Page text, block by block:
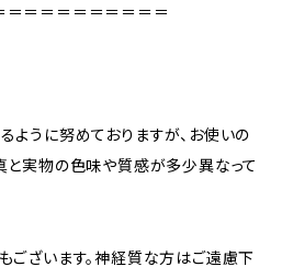
＝＝＝＝＝＝＝＝＝＝
うに努めておりますが、お使いの
と実物の色味や質感が多少異なって
ざいます。神経質な方はご遠慮下